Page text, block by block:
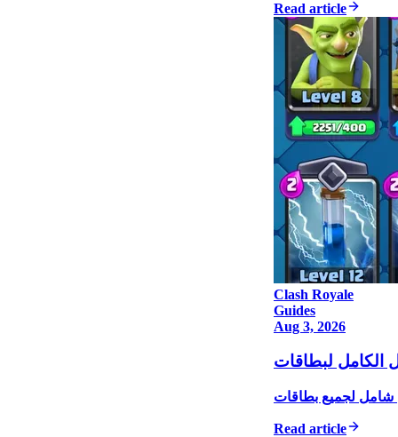
Read article
Clash Royale
Guides
Aug 3, 2026
Read article